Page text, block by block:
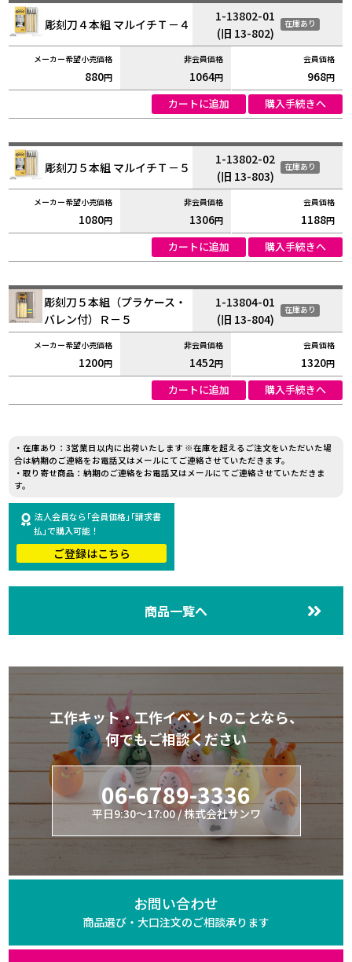
彫刻刀４本組 マルイチＴ－４
1-13802-01
(旧 13-802)
在庫あり
880円 1064円 968円
カートに追加 購入手続きへ
彫刻刀５本組 マルイチＴ－５
1-13802-02
(旧 13-803)
在庫あり
1080円 1306円 1188円
カートに追加 購入手続きへ
彫刻刀５本組（プラケース・
バレン付）Ｒ－５
1-13804-01
(旧 13-804)
在庫あり
1200円 1452円 1320円
カートに追加 購入手続きへ
・在庫あり：3営業日以内に出荷いたします ※在庫を超えるご注文をいただいた場
合は納期のご連絡をお電話又はメールにてご連絡させていただきます。
・取り寄せ商品：納期のご連絡をお電話又はメールにてご連絡させていただきま
す。
法人会員なら｢会員価格｣｢請求書
払｣で購入可能！
ご登録はこちら
商品一覧へ
工作キット・工作イベントのことなら、
何でもご相談ください
06-6789-3336
平日9:30～17:00 / 株式会社サンワ
お問い合わせ
商品選び・大口注文のご相談承ります